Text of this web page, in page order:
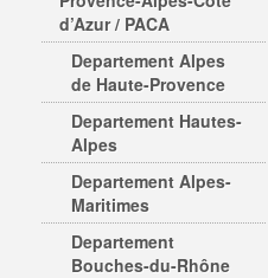
d’Azur / PACA
Departement Alpes
de Haute-Provence
Departement Hautes-
Alpes
Departement Alpes-
Maritimes
Departement
Bouches-du-Rhône